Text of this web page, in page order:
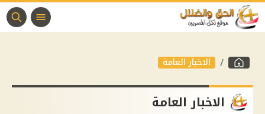
الاخبار العامة
الاخبار العامة